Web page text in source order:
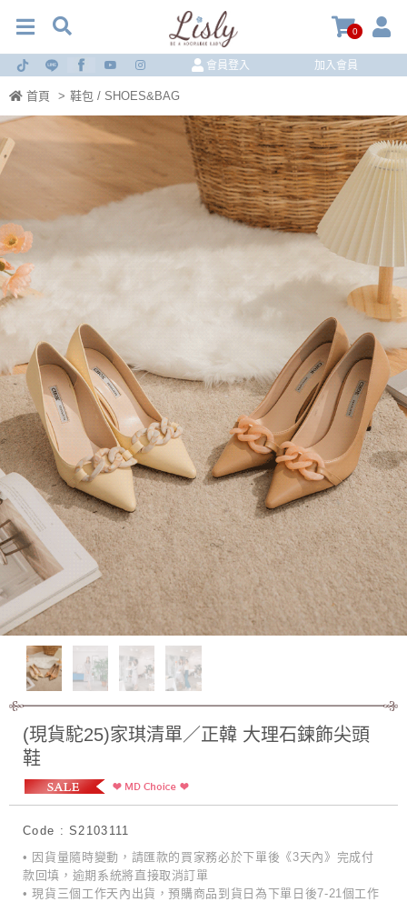
0
會員登入 加入會員
首頁 > 鞋包 / SHOES&BAG
(現貨駝25)家琪清單／正韓 大理石鍊飾尖頭
鞋
Code : S2103111
• 因貨量隨時變動，請匯款的買家務必於下單後《3天內》完成付
款回填，逾期系統將直接取消訂單
• 現貨三個工作天內出貨，預購商品到貨日為下單日後7-21個工作